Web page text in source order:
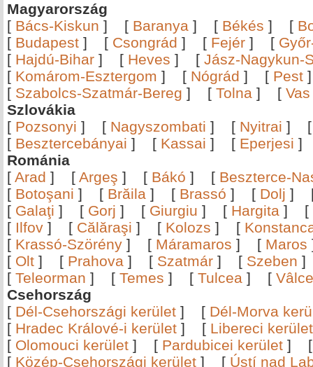
Magyarország
[ Bács-Kiskun ] [ Baranya ] [ Békés ] [
[ Budapest ] [ Csongrád ] [ Fejér ] [
[ Hajdú-Bihar ] [ Heves ] [ Jász-Nagykun-
[ Komárom-Esztergom ] [ Nógrád ] [ Pest
[ Szabolcs-Szatmár-Bereg ] [ Tolna ] [ Vas
Szlovákia
[ Pozsonyi ] [ Nagyszombati ] [ Nyitrai ]
[ Besztercebányai ] [ Kassai ] [ Eperjesi
Románia
[ Arad ] [ Argeş ] [ Bákó ] [ Beszterce-
[ Botoşani ] [ Brăila ] [ Brassó ] [ Dolj ]
[ Galaţi ] [ Gorj ] [ Giurgiu ] [ Hargita ]
[
[ Ilfov ] [ Călăraşi ] [ Kolozs ] [
[ Krassó-Szörény ] [ Máramaros ] [ Maros
[ Olt ] [ Prahova ] [ Szatmár ] [ Szeben
[ Teleorman ] [ Temes ] [ Tulcea ] [
Csehország
[ Dél-Csehországi kerület ] [ Dél-Morva
[ Hradec Králové-i kerület ] [ Libereci kerület
[ Olomouci kerület ] [ Pardubicei kerület ]
[ Közép-Csehországi kerület ] [ Ústí nad